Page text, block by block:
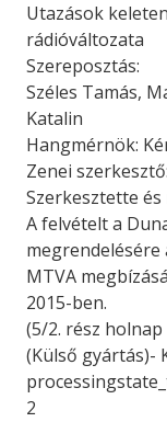
Utazások
rádióváltozata
Szereposztás:
Széles Tamás,
Katalin
Hangmérnök:
Zenei
Szerkesztette és
A felvételt a
megrendelésére
MTVA
2015-ben.
(5/2. rész holnap
(Külső gyártás)-
2